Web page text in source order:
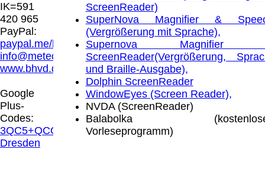
IK=591
420 965
PayPal:
paypal.me/blindenhilfsmittel
info@meteor.vision
www.bhvd.de
Google
Plus-
Codes:
3QC5+QCG
Dresden
ScreenReader)
SuperNova Magnifier &
(Vergrößerung mit Sprache),
Supernova Magnifier
ScreenReader(Vergrößerung,
und Braille-Ausgabe),
Dolphin ScreenReader
WindowEyes (Screen Reader),
NVDA (ScreenReader)
Balabolka
Vorleseprogramm)
85/98 - Haftung für Links hat das Landgericht
Hamburg entschieden, dass man durch die
Anbringung eines Links, die Inhalte der
gelinkten Seite ggf. mit zu verantworten hat.
Dieses kann nur dadurch verhindert werden,
dass man sich ausdrücklich von diesen
Inhalten distanziert. Hiermit distanzieren wir
uns ausdrücklich von allen Inhalten, aller
gelinkten Seiten auf unserer Homepage und
machen uns diese Inhalte nicht zu eigen.
Diese Erklärung gilt für alle auf unserer
Homepage angebrachten Links.